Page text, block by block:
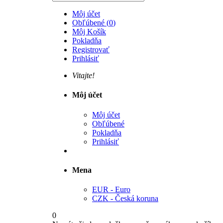
Môj účet
Obľúbené (0)
Môj Košík
Pokladňa
Registrovať
Prihlásiť
Vitajte!
Môj účet
Môj účet
Obľúbené
Pokladňa
Prihlásiť
Mena
EUR - Euro
CZK - Česká koruna
0